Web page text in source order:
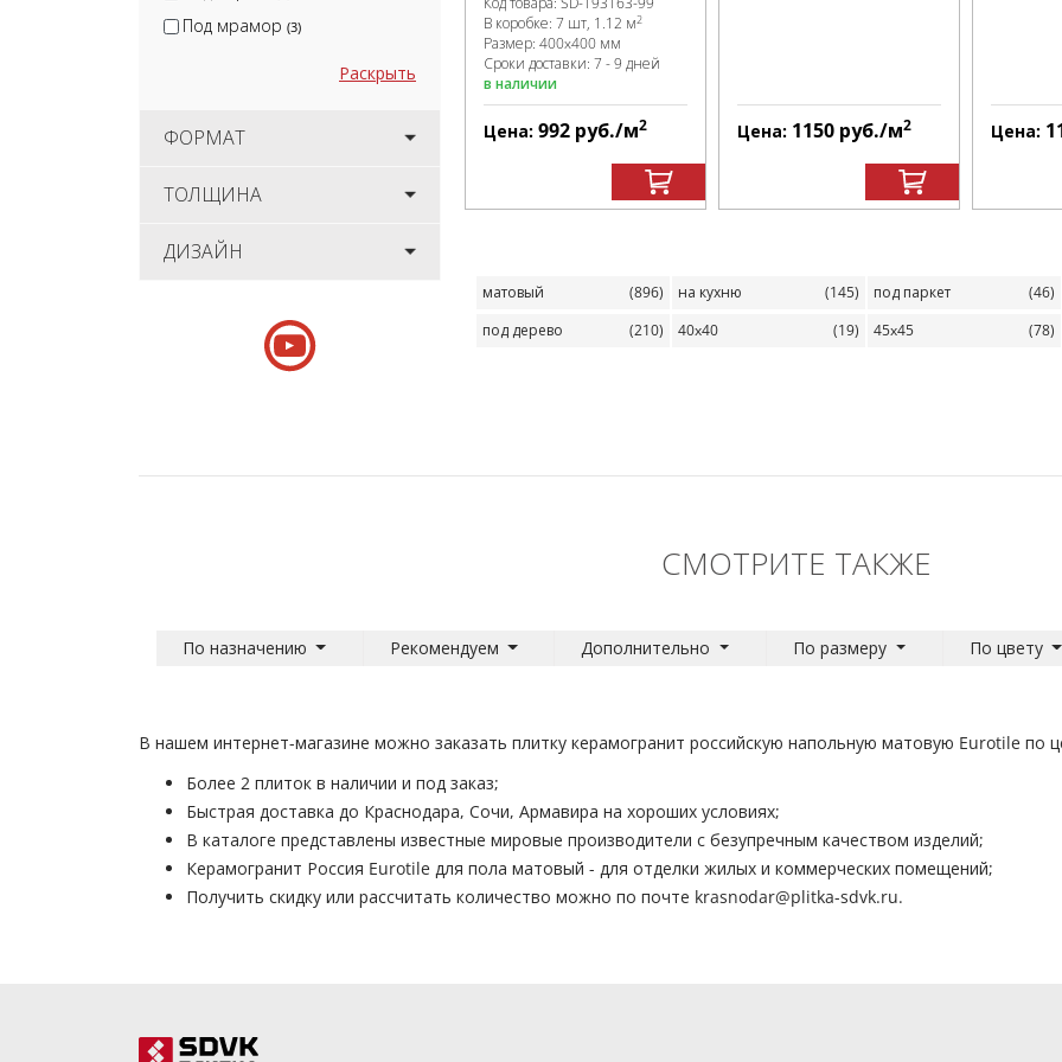
Под мрамор (3)
Раскрыть
ФОРМАТ
ТОЛЩИНА
ДИЗАЙН
В коробке: 7 шт, 1.12 м2
Размер: 400x400 мм
Сроки доставки: 7 - 9 дней
в наличии
Цена: 992 руб./м2 Цена: 1150 руб./м2 Цена:
матовый (896) на кухню (145) под паркет (46)
под дерево
(210) 40x40 (19) 45x45 (78)
СМОТРИТЕ ТАКЖЕ
По назначению Рекомендуем Дополнительно По размеру По цвету
В нашем интернет-магазине можно заказать плитку керамогранит российскую напольную матовую Eurotile по
Более 2 плиток в наличии и под заказ;
Быстрая доставка до Краснодара, Сочи, Армавира на хороших условиях;
В каталоге представлены известные мировые производители с безупречным качеством изделий;
Керамогранит Россия Eurotile для пола матовый - для отделки жилых и коммерческих помещений;
Получить скидку или рассчитать количество можно по почте krasnodar@plitka-sdvk.ru.